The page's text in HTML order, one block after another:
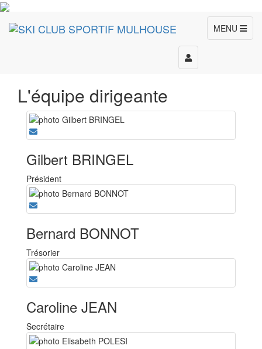
MENU
Toggle
navigation
L'équipe dirigeante
Gilbert BRINGEL
Président
Bernard BONNOT
Trésorier
Caroline JEAN
Secrétaire